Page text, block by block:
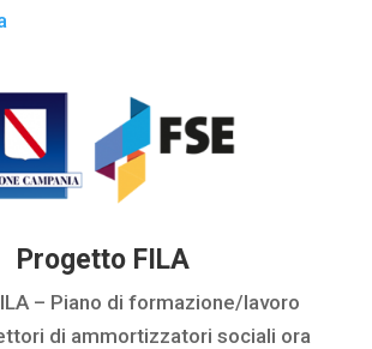
Progetto FILA
– Piano di formazione/lavoro
di ammortizzatori sociali ora